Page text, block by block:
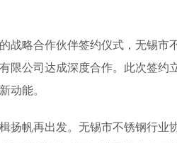
略合作伙伴签约仪式，无锡市
限公司达成深度合作。此次签
动能。
帆再出发。无锡市不锈钢行业